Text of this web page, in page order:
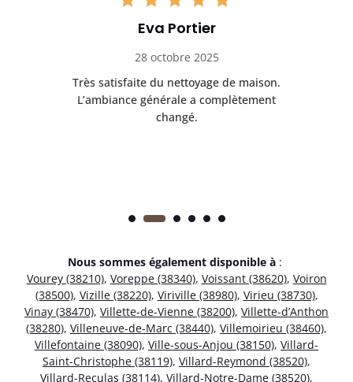
Eva Portier
28 octobre 2025
Très satisfaite du nettoyage de maison.
L’ambiance générale a complètement
changé.
Nous sommes également disponible à :
Vourey (38210), Voreppe (38340), Voissant (38620), Voiron
(38500), Vizille (38220), Viriville (38980), Virieu (38730),
Vinay (38470), Villette-de-Vienne (38200), Villette-d’Anthon
(38280), Villeneuve-de-Marc (38440), Villemoirieu (38460),
Villefontaine (38090), Ville-sous-Anjou (38150), Villard-
Saint-Christophe (38119), Villard-Reymond (38520),
Villard-Reculas (38114), Villard-Notre-Dame (38520),